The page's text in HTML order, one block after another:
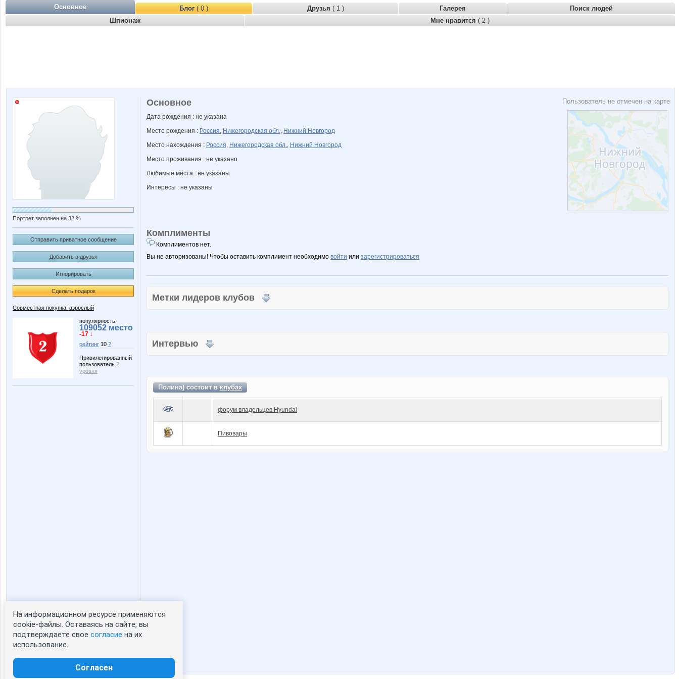
Основное Блог( 0 ) Друзья ( 1 ) Галерея
Поиск людей
Шпионаж
Мне нравится ( 2 )
Портрет заполнен на 32 %
Отправить приватное сообщение
Добавить в друзья
Игнорировать
Сделать подарок
Совместная покупка: взрослый
популярность:
109052 место
-17 ↓
рейтинг 10 ?
Привилегированный
пользователь 2
уровня
Статистика портрета:
сейчас просматривают портрет - 0
зарегистрированные пользователи
Пользователь не отмечен на карте
Основное
Дата рождения : не указана
Место рождения : Россия, Нижегородская обл., Нижний Новгород
Место нахождения : Россия, Нижегородская обл., Нижний Новгород
Место проживания : не указано
Любимые места : не указаны
Интересы : не указаны
Комплименты
Комплиментов нет.
Вы не авторизованы! Чтобы оставить комплимент необходимо войти или зарегистрироваться
Метки лидеров клубов
Интервью
Полина) состоит вклубах
форум владельцев Hyundai
Пивовары
На информационном ресурсе применяются
cookie-файлы. Оставаясь на сайте, вы
подтверждаете свое согласие на их
использование.
Согласен